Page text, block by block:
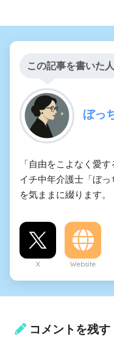
この記事を書いた人
ぼっ
「自由をこよなく愛
イチ中年介護士「ぼ
を気ままに綴ります
X Website
コメントを残す